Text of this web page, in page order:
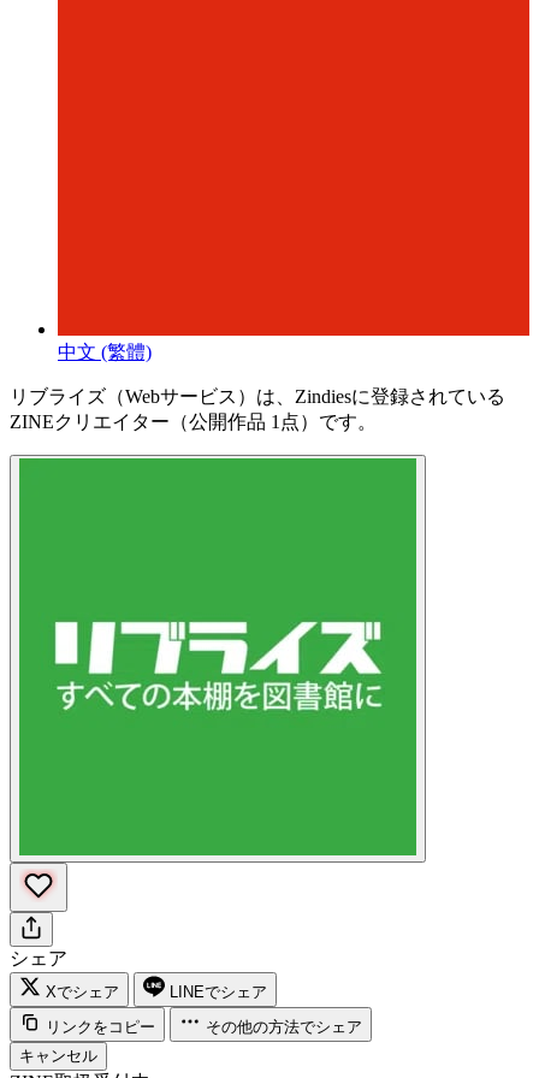
中文 (繁體)
リブライズ（Webサービス）は、Zindiesに登録されている
ZINEクリエイター（公開作品 1点）です。
シェア
Xでシェア
LINEでシェア
リンクをコピー
その他の方法でシェア
キャンセル